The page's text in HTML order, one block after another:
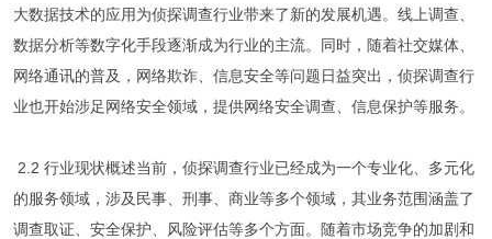
大数据技术的应用为侦探调查行业带来了新的发展机遇。线上调查、
数据分析等数字化手段逐渐成为行业的主流。同时，随着社交媒体、
网络通讯的普及，网络欺诈、信息安全等问题日益突出，侦探调查行
业也开始涉足网络安全领域，提供网络安全调查、信息保护等服务。
2.2 行业现状概述当前，侦探调查行业已经成为一个专业化、多元化
的服务领域，涉及民事、刑事、商业等多个领域，其业务范围涵盖了
调查取证、安全保护、风险评估等多个方面。随着市场竞争的加剧和